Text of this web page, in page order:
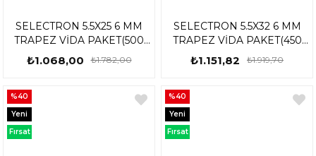
SELECTRON 5.5X25 6 MM
TRAPEZ VİDA PAKET(500
ADET)
₺1.068,00 ₺1.782,00
SELECTRON 5.5X32 6 MM
TRAPEZ VİDA PAKET(450
ADET)
₺1.151,82 ₺1.919,70
%40
Yeni
Ürün
Fırsat
%40
Yeni
Ürün
Fırsat